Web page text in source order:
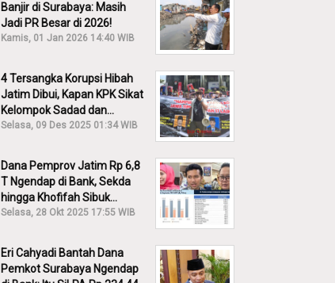
Banjir di Surabaya: Masih
Jadi PR Besar di 2026!
Kamis, 01 Jan 2026 14:40 WIB
4 Tersangka Korupsi Hibah
Jatim Dibui, Kapan KPK Sikat
Kelompok Sadad dan
Iskandar?
Selasa, 09 Des 2025 01:34 WIB
Dana Pemprov Jatim Rp 6,8
T Ngendap di Bank, Sekda
hingga Khofifah Sibuk
Membantah!
Selasa, 28 Okt 2025 17:55 WIB
Eri Cahyadi Bantah Dana
Pemkot Surabaya Ngendap